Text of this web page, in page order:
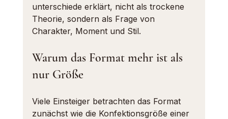
unterschiede erklärt, nicht als trockene
Theorie, sondern als Frage von
Charakter, Moment und Stil.
Warum das Format mehr ist als
nur Größe
Viele Einsteiger betrachten das Format
zunächst wie die Konfektionsgröße einer